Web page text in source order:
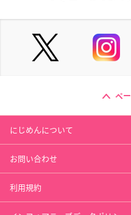
ペ
にじめんについて
お問い合わせ
利用規約